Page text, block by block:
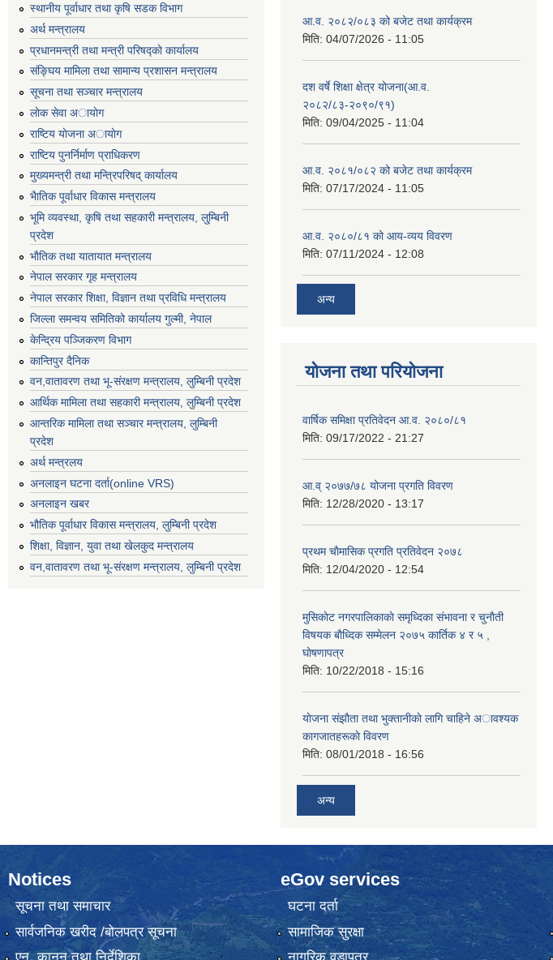
स्थानीय पूर्वाधार तथा कृषि सडक विभाग
अर्थ मन्त्रालय
प्रधानमन्त्री तथा मन्त्री परिषद्काे कार्यालय
संङ्घिय मामिला तथा सामान्य प्रशासन मन्त्रालय
सूचना तथा सञ्चार मन्त्रालय
लाेक सेवा अायाेग
राष्टिय याेजना अायाेग
राष्टिय पुनर्निर्माण प्राधिकरण
मुख्यमन्त्री तथा मन्त्रिपरिषद् कार्यालय
भैातिक पूर्वाधार विकास मन्त्रालय
भूमि व्यवस्था, कृषि तथा सहकारी मन्त्रालय, लु्म्बिनी
प्रदेश
भाैतिक तथा यातायात मन्त्रालय
नेपाल सरकार गृह मन्त्रालय
नेपाल सरकार शिक्षा, विज्ञान तथा प्रविधि मन्त्रालय
जिल्ला समन्वय समितिको कार्यालय गुल्मी, नेपाल
केन्द्रिय पञ्जिकरण विभाग
कान्तिपुर दैनिक
वन,वातावरण तथा भू-संरक्षण मन्त्रालय, लुम्बिनी प्रदेश
आर्थिक मामिला तथा सहकारी मन्त्रालय, लुम्बिनी प्रदेश
आन्तरिक मामिला तथा सञ्चार मन्त्रालय, लुम्बिनी
प्रदेश
अर्थ मन्त्रलय
अनलाइन घटना दर्ता(online VRS)
अनलाइन खबर
भौतिक पूर्वाधार विकास मन्त्रालय, लुम्बिनी प्रदेश
शिक्षा, विज्ञान, युवा तथा खेलकुद मन्‍‍त्रालय
वन,वातावरण तथा भू-संरक्षण मन्त्रालय, लुम्बिनी प्रदेश
आ.व. २०८२/०८३ को बजेट तथा कार्यक्रम
मिति: 04/07/2026 - 11:05
दश वर्षे शिक्षा क्षेत्र योजना(आ.व.
२०८२/८३-२०९०/९१)
मिति: 09/04/2025 - 11:04
आ.व. २०८१/०८२ को बजेट तथा कार्यक्रम
मिति: 07/17/2024 - 11:05
आ.व. २०८०/८१ को आय-व्यय विवरण
मिति: 07/11/2024 - 12:08
अन्य
योजना तथा परियोजना
वार्षिक समिक्षा प्रतिवेदन आ.व. २०८०/८१
मिति: 09/17/2022 - 21:27
आ.व् २०७७/७८ योजना प्रगति विवरण
मिति: 12/28/2020 - 13:17
प्रथम चाैमासिक प्रगति प्रतिवेदन २०७८
मिति: 12/04/2020 - 12:54
मुसिकाेट नगरपालिकाकाे समृध्दिका संभावना र चुनाैती
विषयक बाैध्दिक सम्मेलन २०७५ कार्तिक ४ र ५ ,
घाेषणापत्र
मिति: 10/22/2018 - 15:16
याेजना संझाैता तथा भुक्तानीकाे लागि चाहिने अावश्यक
कागजातहरूकाे विवरण
मिति: 08/01/2018 - 16:56
अन्य
Notices
सूचना तथा समाचार
सार्वजनिक खरीद /बोलपत्र सूचना
eGov services
घटना दर्ता
सामाजिक सुरक्षा